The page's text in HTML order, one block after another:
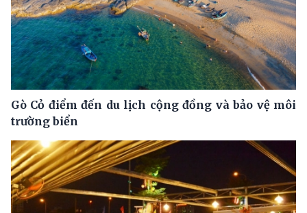
Gò Cỏ điểm đến du lịch cộng đồng và bảo vệ môi
trường biển